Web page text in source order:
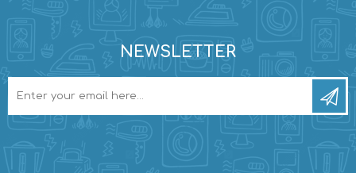
NEWSLETTER